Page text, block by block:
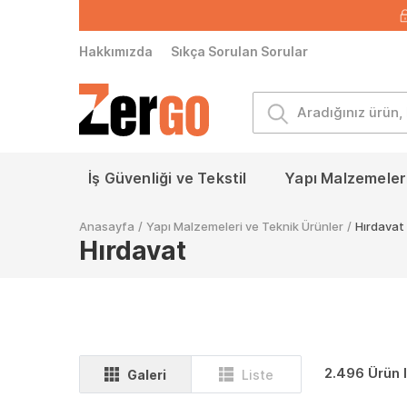
Hakkımızda Sıkça Sorulan Sorular
İş Güvenliği ve Tekstil Yapı
Anasayfa / Yapı Malzemeleri ve Teknik Ürünler / Hırdavat
Hırdavat
Galeri Liste 2.496